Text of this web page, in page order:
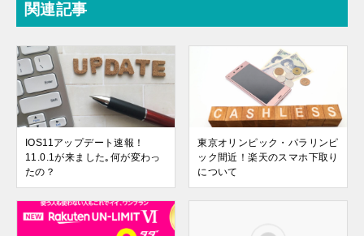
関連記事
IOS11アップデート速報！
11.0.1が来ました｡何が変わっ
たの？
東京オリンピック・パラリンピ
ック間近！楽天のスマホ下取り
について